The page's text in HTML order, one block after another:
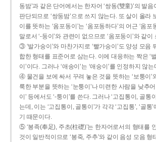
동밤’과 같은 단어에서는 한자어 ‘쌍동(雙童)’의 발
판단되므로 ‘쌍둥밤’으로 쓰지 않는다. 또 살이 올라
이를 뜻하는 ‘옴포동이’는 ‘옴포동하다’의 어근 ‘옴포
말로서 ‘-둥이’와 관련이 없으므로 ‘옴포둥이’와 같이
③ ‘발가숭이’와 마찬가지로 ‘빨가숭이’도 양성 모음
합한 형태를 표준어로 삼는다. 이에 대응하는 짝은 ‘
이’이다. 그러나 ‘애송이’는 ‘애숭이’를 인정하지 않는
④ 물건을 보에 싸서 꾸려 놓은 것을 뜻하는 ‘보퉁이’
룩한 부분을 뜻하는 ‘눈퉁이’나 미련한 사람을 낮추
이’ 등에서도 ‘-퉁이’를 쓴다. 그러나 ‘고집통이, 골통
는데, 이는 ‘고집통이, 골통이’가 각각 ‘고집통’, ‘골통’
기 때문이다.
⑤ ‘봉족(奉足), 주초(柱礎)’는 한자어로서의 형태를
것이 일반적이므로 ‘봉죽, 주추’와 같이 음성 모음 형